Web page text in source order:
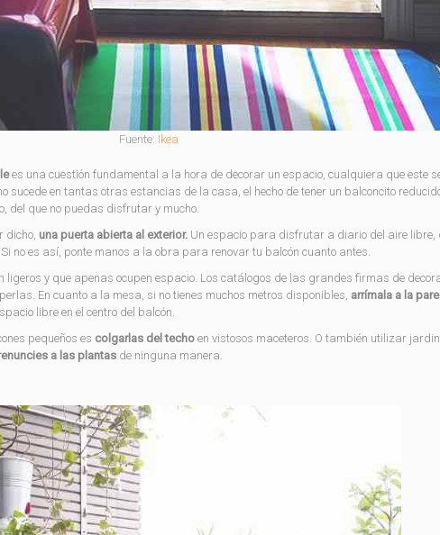
Fuente: Ikea
es una cuestión fundamental a la hora de decorar un espacio, cualquiera que este
sucede en tantas otras estancias de la casa, el hecho de tener un balconcito
del que no puedas disfrutar y mucho.
dicho, una puerta abierta al exterior. Un espacio para disfrutar a diario del aire libre,
no es así, ponte manos a la obra para renovar tu balcón cuanto antes.
ligeros y que apenas ocupen espacio. Los catálogos de las grandes firmas de
En cuanto a la mesa, si no tienes muchos metros disponibles, arrímala a la
libre en el centro del balcón.
pequeños es colgarlas del techo en vistosos maceteros. O también utilizar
a las plantas de ninguna manera.